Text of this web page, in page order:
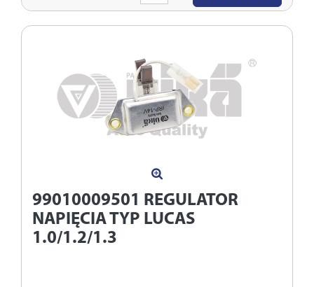
99010009501
REGULATOR
NAPIĘCIA TYP LUCAS
1.0/1.2/1.3